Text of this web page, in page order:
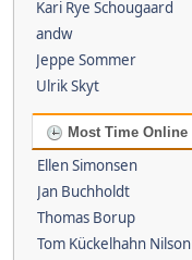
Kari Rye Schougaard
andw
Jeppe Sommer
Ulrik Skyt
Most Time Online
Ellen Simonsen
Jan Buchholdt
Thomas Borup
Tom Kückelhahn Nilson